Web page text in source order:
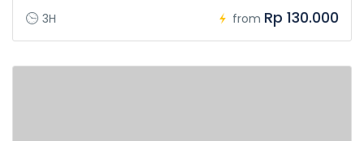
3H from Rp 130.000